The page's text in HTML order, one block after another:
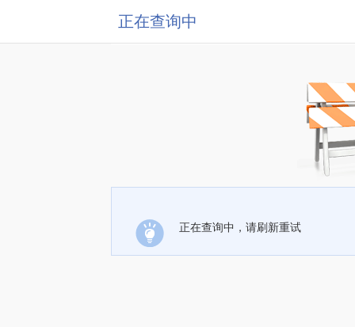
正在查询中
正在查询中，请刷新重试